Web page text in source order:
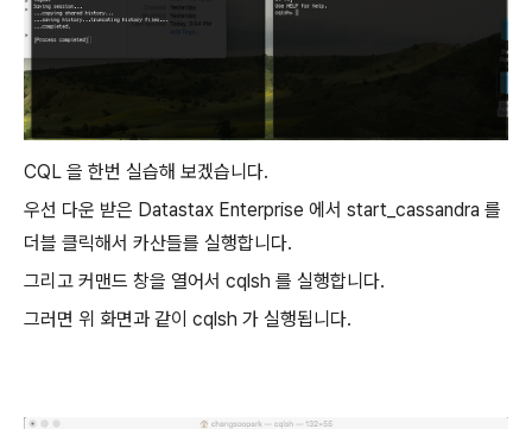
CQL 을 한번 실습해 보겠습니다.
우선 다운 받은 Datastax Enterprise 에서 start_cassandra 를
더블 클릭해서 카산들를 실행합니다.
그리고 커맨드 창을 열어서 cqlsh 를 실행합니다.
그러면 위 화면과 같이 cqlsh 가 실행됩니다.